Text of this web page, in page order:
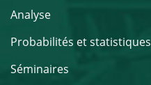
Analyse
Probabilités et statistiques
Séminaires